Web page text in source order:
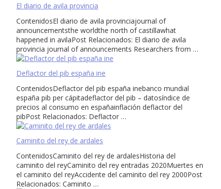
El diario de avila provincia
ContenidosEl diario de avila provinciajournal of
announcementsthe worldthe north of castillawhat
happened in avilaPost Relacionados: El diario de avila
provincia journal of announcements Researchers from …
Deflactor del pib españa ine
ContenidosDeflactor del pib españa inebanco mundial
españa pib per cápitadeflactor del pib – datosíndice de
precios al consumo en españainflación deflactor del
pibPost Relacionados: Deflactor …
Caminito del rey de ardales
ContenidosCaminito del rey de ardalesHistoria del
caminito del reyCaminito del rey entradas 2020Muertes en
el caminito del reyAccidente del caminito del rey 2000Post
Relacionados: Caminito …